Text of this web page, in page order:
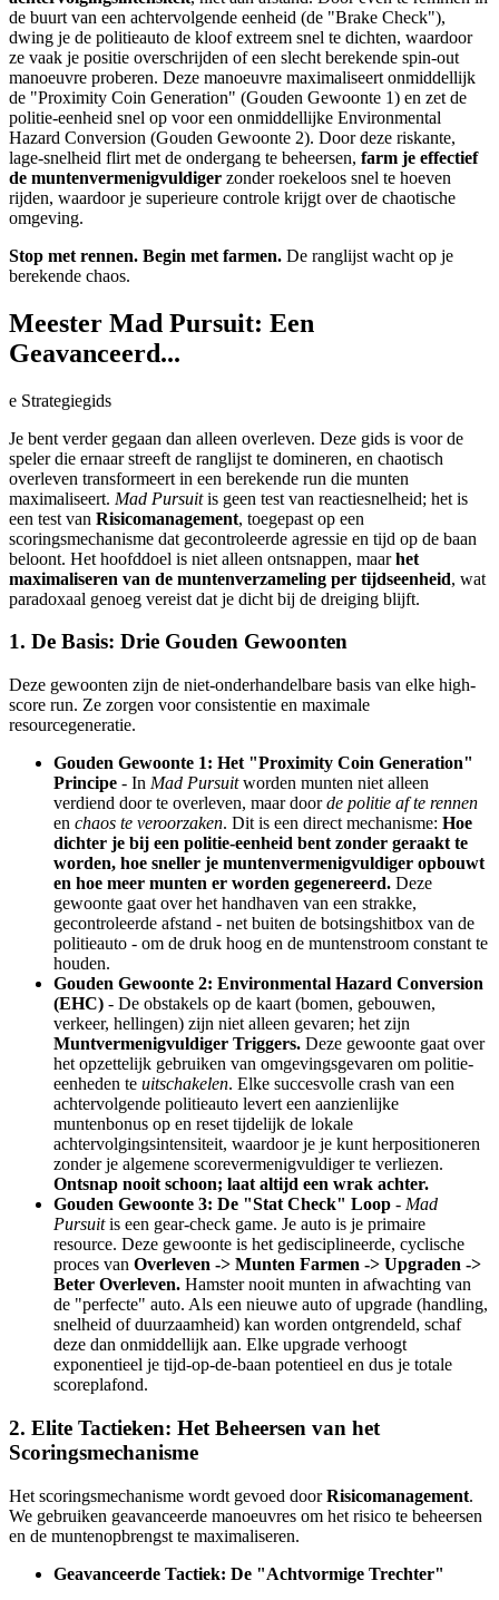
de buurt van een achtervolgende eenheid (de "Brake Check"),
dwing je de politieauto de kloof extreem snel te dichten, waardoor
ze vaak je positie overschrijden of een slecht berekende spin-out
manoeuvre proberen. Deze manoeuvre maximaliseert onmiddellijk
de "Proximity Coin Generation" (Gouden Gewoonte 1) en zet de
politie-eenheid snel op voor een onmiddellijke Environmental
Hazard Conversion (Gouden Gewoonte 2). Door deze riskante,
lage-snelheid flirt met de ondergang te beheersen, farm je effectief
de muntenvermenigvuldiger zonder roekeloos snel te hoeven
rijden, waardoor je superieure controle krijgt over de chaotische
omgeving.
Stop met rennen. Begin met farmen. De ranglijst wacht op je
berekende chaos.
Meester Mad Pursuit: Een
Geavanceerd...
e Strategiegids
Je bent verder gegaan dan alleen overleven. Deze gids is voor de
speler die ernaar streeft de ranglijst te domineren, en chaotisch
overleven transformeert in een berekende run die munten
maximaliseert. Mad Pursuitis geen test van reactiesnelheid; het is
een test van Risicomanagement, toegepast op een
scoringsmechanisme dat gecontroleerde agressie en tijd op de baan
beloont. Het hoofddoel is niet alleen ontsnappen, maarhet
maximaliseren van de muntenverzameling per tijdseenheid, wat
paradoxaal genoeg vereist dat je dicht bij de dreiging blijft.
1. De Basis: Drie Gouden Gewoonten
Deze gewoonten zijn de niet-onderhandelbare basis van elke high-
score run. Ze zorgen voor consistentie en maximale
resourcegeneratie.
Gouden Gewoonte 1: Het "Proximity Coin Generation"
Principe - In Mad Pursuitworden munten niet alleen
verdiend door te overleven, maar doorde politie af te rennen
en chaos te veroorzaken. Dit is een direct mechanisme: Hoe
dichter je bij een politie-eenheid bent zonder geraakt te
worden, hoe sneller je muntenvermenigvuldiger opbouwt
en hoe meer munten er worden gegenereerd. Deze
gewoonte gaat over het handhaven van een strakke,
gecontroleerde afstand - net buiten de botsingshitbox van de
politieauto - om de druk hoog en de muntenstroom constant te
houden.
Gouden Gewoonte 2: Environmental Hazard Conversion
(EHC) - De obstakels op de kaart (bomen, gebouwen,
verkeer, hellingen) zijn niet alleen gevaren; het zijn
Muntvermenigvuldiger Triggers. Deze gewoonte gaat over
het opzettelijk gebruiken van omgevingsgevaren om politie-
eenheden te uitschakelen. Elke succesvolle crash van een
achtervolgende politieauto levert een aanzienlijke
muntenbonus op en reset tijdelijk de lokale
achtervolgingsintensiteit, waardoor je je kunt herpositioneren
zonder je algemene scorevermenigvuldiger te verliezen.
Ontsnap nooit schoon; laat altijd een wrak achter.
Gouden Gewoonte 3: De "Stat Check" Loop - Mad
Pursuitis een gear-check game. Je auto is je primaire
resource. Deze gewoonte is het gedisciplineerde, cyclische
proces van Overleven -> Munten Farmen -> Upgraden ->
Beter Overleven. Hamster nooit munten in afwachting van
de "perfecte" auto. Als een nieuwe auto of upgrade (handling,
snelheid of duurzaamheid) kan worden ontgrendeld, schaf
deze dan onmiddellijk aan. Elke upgrade verhoogt
exponentieel je tijd-op-de-baan potentieel en dus je totale
scoreplafond.
2. Elite Tactieken: Het Beheersen van het
Scoringsmechanisme
Het scoringsmechanisme wordt gevoed doorRisicomanagement.
We gebruiken geavanceerde manoeuvres om het risico te beheersen
en de muntenopbrengst te maximaliseren.
Geavanceerde Tactiek: De "Achtvormige Trechter"